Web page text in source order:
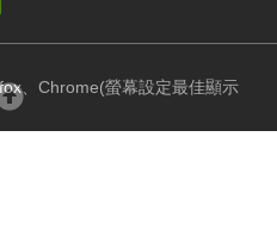
、Chrome(螢幕設定最佳顯示